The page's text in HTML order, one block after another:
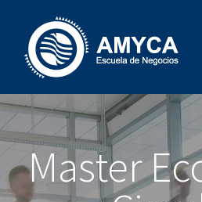
contenido
Master